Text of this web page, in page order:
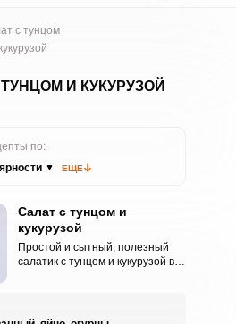
с тунцом
И КУКУРУЗОЙ
по:
ЕЩЕ
Салат с тунцом и
кукурузой
Простой и сытный, полезный
салатик с тунцом и кукурузой вы
содержанием белка и свежих